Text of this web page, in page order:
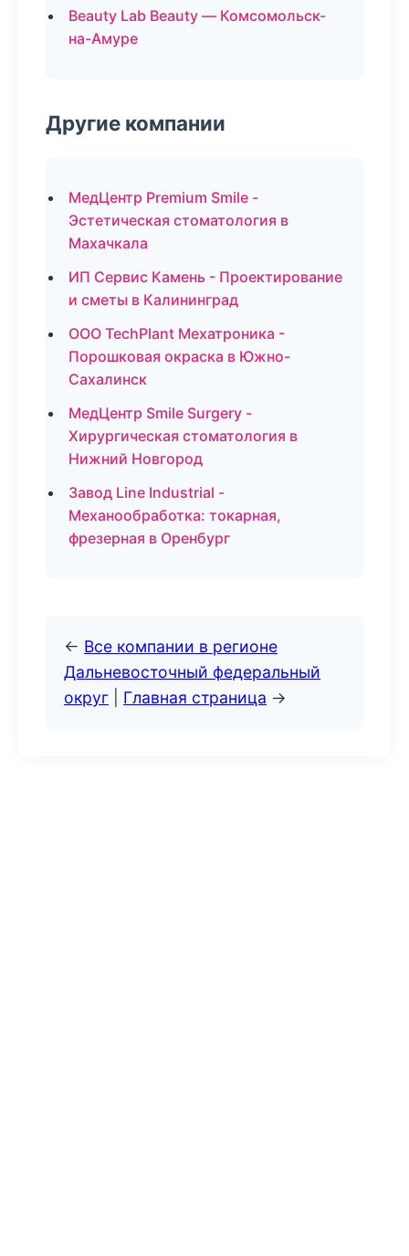
Beauty Lab Beauty — Комсомольск-
на-Амуре
Другие компании
МедЦентр Premium Smile -
Эстетическая стоматология в
Махачкала
ИП Сервис Камень - Проектирование
и сметы в Калининград
ООО TechPlant Мехатроника -
Порошковая окраска в Южно-
Сахалинск
МедЦентр Smile Surgery -
Хирургическая стоматология в
Нижний Новгород
Завод Line Industrial -
Механообработка: токарная,
фрезерная в Оренбург
← Все компании в регионе
Дальневосточный федеральный
округ
Главная страница →